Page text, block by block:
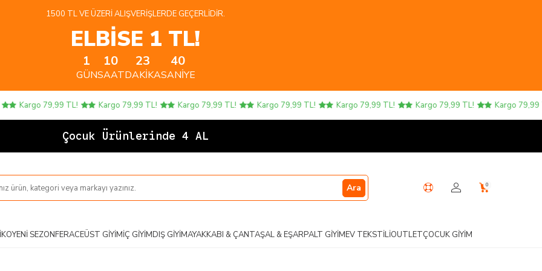
1500 TL VE ÜZERI ALIŞVERIŞLERDE GEÇERLIDIR.
ELBİSE 1 TL!
1
GÜN
10
SAAT
23
DAKIKA
40
SANIYE
Kargo 79,99 TL! Kargo 79,99 TL! Kargo 79,99 TL! Kargo 79,99 TL! Kargo 79,99 TL! Kargo 79,99 TL! Kargo 79,99 TL!
Çocuk Ürünlerinde 4 AL 3 ÖDE
Ara 0
YENI SEZONFERACEÜST GIYIMİÇ GIYIMDIŞ GIYIMAYAKKABI & ÇANTAŞAL & EŞARPALT GIYIMEV TEKSTILIOUTLETÇOCUK GIYIM